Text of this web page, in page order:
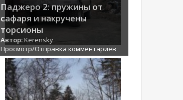
Паджеро 2: пружины от
сафаря и накручены
торсионы
Автор:Kerensky
Просмотр/Отправка комментариев